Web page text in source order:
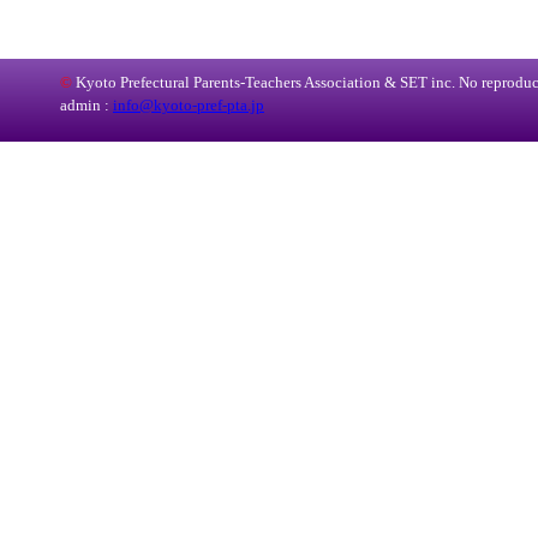
© Kyoto Prefectural Parents-Teachers Association & SET inc. No
admin : info@kyoto-pref-pta.jp